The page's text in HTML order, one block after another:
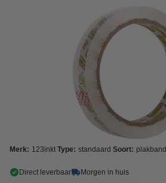
Merk: 123inkt Type: standaard Soort: plakband
Direct leverbaar Morgen in huis